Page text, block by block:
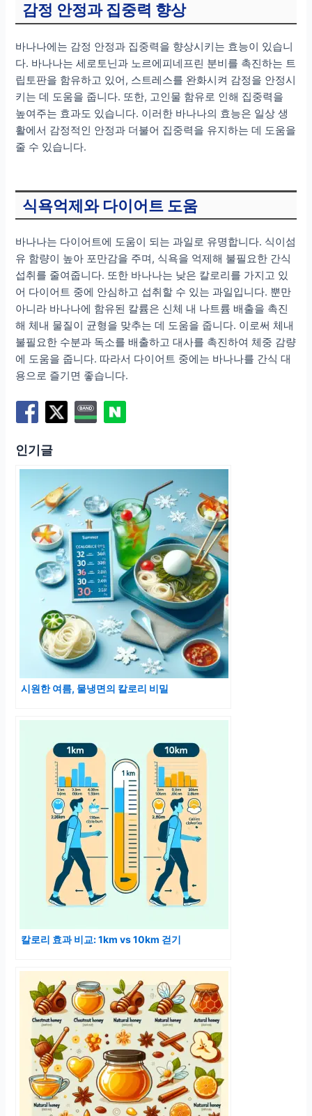
감정 안정과 집중력 향상
바나나에는 감정 안정과 집중력을 향상시키는 효능이 있습니
다. 바나나는 세로토닌과 노르에피네프린 분비를 촉진하는 트
립토판을 함유하고 있어, 스트레스를 완화시켜 감정을 안정시
키는 데 도움을 줍니다. 또한, 고인물 함유로 인해 집중력을
높여주는 효과도 있습니다. 이러한 바나나의 효능은 일상 생
활에서 감정적인 안정과 더불어 집중력을 유지하는 데 도움을
줄 수 있습니다.
식욕억제와 다이어트 도움
바나나는 다이어트에 도움이 되는 과일로 유명합니다. 식이섬
유 함량이 높아 포만감을 주며, 식욕을 억제해 불필요한 간식
섭취를 줄여줍니다. 또한 바나나는 낮은 칼로리를 가지고 있
어 다이어트 중에 안심하고 섭취할 수 있는 과일입니다. 뿐만
아니라 바나나에 함유된 칼륨은 신체 내 나트륨 배출을 촉진
해 체내 물질이 균형을 맞추는 데 도움을 줍니다. 이로써 체내
불필요한 수분과 독소를 배출하고 대사를 촉진하여 체중 감량
에 도움을 줍니다. 따라서 다이어트 중에는 바나나를 간식 대
용으로 즐기면 좋습니다.
인기글
시원한 여름, 물냉면의 칼로리 비밀
칼로리 효과 비교: 1km vs 10km 걷기